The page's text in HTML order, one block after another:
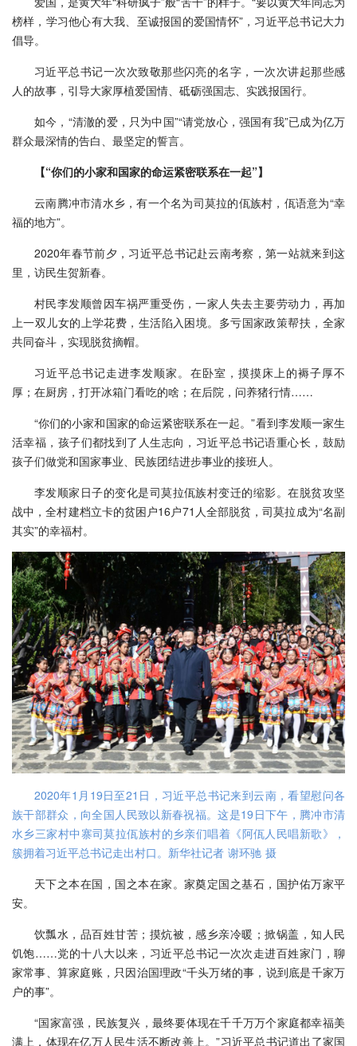
榜样，学习他心有大我、至诚报国的爱国情怀”，习近平总书记大力
倡导。
习近平总书记一次次致敬那些闪亮的名字，一次次讲起那些感
人的故事，引导大家厚植爱国情、砥砺强国志、实践报国行。
如今，“清澈的爱，只为中国”“请党放心，强国有我”已成为亿万
群众最深情的告白、最坚定的誓言。
【“你们的小家和国家的命运紧密联系在一起”】
云南腾冲市清水乡，有一个名为司莫拉的佤族村，佤语意为“幸
福的地方”。
2020年春节前夕，习近平总书记赴云南考察，第一站就来到这
里，访民生贺新春。
村民李发顺曾因车祸严重受伤，一家人失去主要劳动力，再加
上一双儿女的上学花费，生活陷入困境。多亏国家政策帮扶，全家
共同奋斗，实现脱贫摘帽。
习近平总书记走进李发顺家。在卧室，摸摸床上的褥子厚不
厚；在厨房，打开冰箱门看吃的啥；在后院，问养猪行情……
“你们的小家和国家的命运紧密联系在一起。”看到李发顺一家生
活幸福，孩子们都找到了人生志向，习近平总书记语重心长，鼓励
孩子们做党和国家事业、民族团结进步事业的接班人。
李发顺家日子的变化是司莫拉佤族村变迁的缩影。在脱贫攻坚
战中，全村建档立卡的贫困户16户71人全部脱贫，司莫拉成为“名副
其实”的幸福村。
2020年1月19日至21日，习近平总书记来到云南，看望慰问各
族干部群众，向全国人民致以新春祝福。这是19日下午，腾冲市清
水乡三家村中寨司莫拉佤族村的乡亲们唱着《阿佤人民唱新歌》，
簇拥着习近平总书记走出村口。新华社记者 谢环驰 摄
天下之本在国，国之本在家。家奠定国之基石，国护佑万家平
安。
饮瓢水，品百姓甘苦；摸炕被，感乡亲冷暖；掀锅盖，知人民
饥饱……党的十八大以来，习近平总书记一次次走进百姓家门，聊
家常事、算家庭账，只因治国理政“千头万绪的事，说到底是千家万
户的事”。
“国家富强，民族复兴，最终要体现在千千万万个家庭都幸福美
满上，体现在亿万人民生活不断改善上。”习近平总书记道出了家国